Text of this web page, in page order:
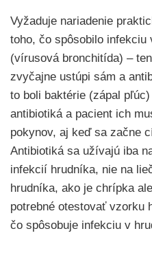
Vyžaduje nariadenie
toho, čo spôsobilo
(vírusová bronchitída) –
zvyčajne ustúpi sám a
to boli baktérie (zápal
antibiotiká a pacient ich
pokynov, aj keď sa začne
Antibiotiká sa užívajú iba
infekcií hrudníka, nie na
hrudníka, ako je chrípka
potrebné otestovať vzorku
čo spôsobuje infekciu v